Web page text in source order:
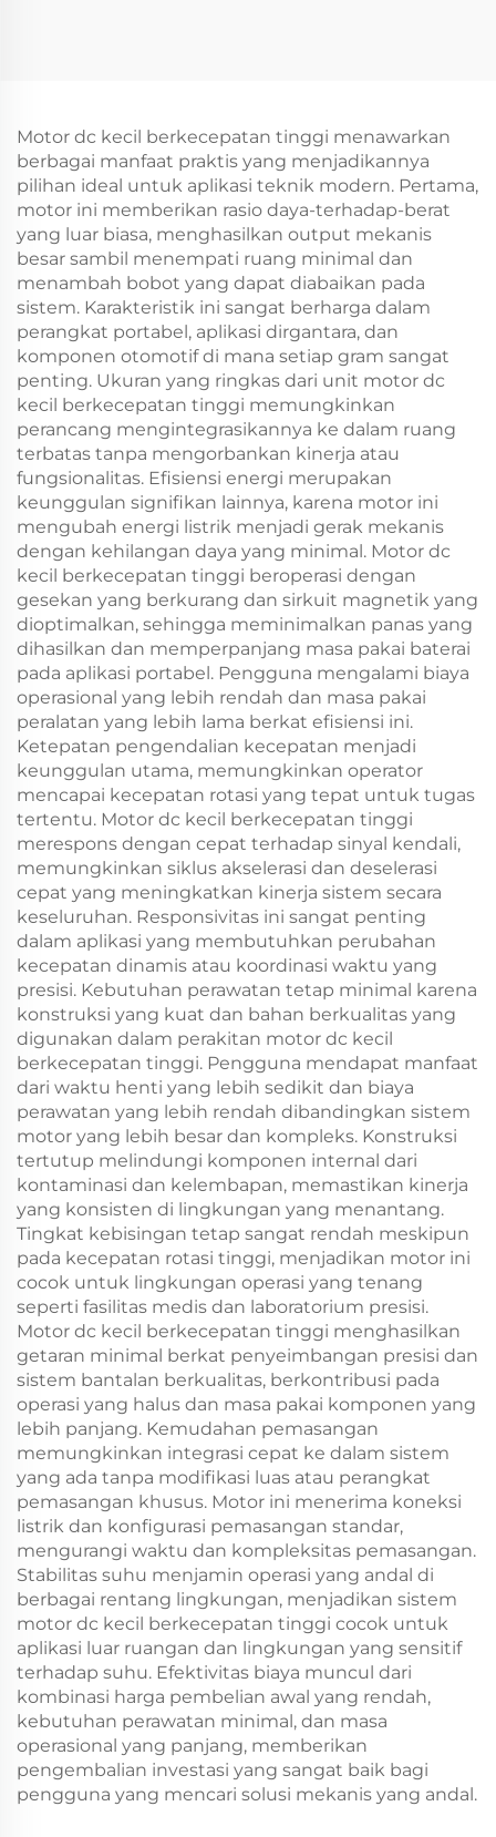
Motor dc kecil berkecepatan tinggi menawarkan
berbagai manfaat praktis yang menjadikannya
pilihan ideal untuk aplikasi teknik modern. Pertama,
motor ini memberikan rasio daya-terhadap-berat
yang luar biasa, menghasilkan output mekanis
besar sambil menempati ruang minimal dan
menambah bobot yang dapat diabaikan pada
sistem. Karakteristik ini sangat berharga dalam
perangkat portabel, aplikasi dirgantara, dan
komponen otomotif di mana setiap gram sangat
penting. Ukuran yang ringkas dari unit motor dc
kecil berkecepatan tinggi memungkinkan
perancang mengintegrasikannya ke dalam ruang
terbatas tanpa mengorbankan kinerja atau
fungsionalitas. Efisiensi energi merupakan
keunggulan signifikan lainnya, karena motor ini
mengubah energi listrik menjadi gerak mekanis
dengan kehilangan daya yang minimal. Motor dc
kecil berkecepatan tinggi beroperasi dengan
gesekan yang berkurang dan sirkuit magnetik yang
dioptimalkan, sehingga meminimalkan panas yang
dihasilkan dan memperpanjang masa pakai baterai
pada aplikasi portabel. Pengguna mengalami biaya
operasional yang lebih rendah dan masa pakai
peralatan yang lebih lama berkat efisiensi ini.
Ketepatan pengendalian kecepatan menjadi
keunggulan utama, memungkinkan operator
mencapai kecepatan rotasi yang tepat untuk tugas
tertentu. Motor dc kecil berkecepatan tinggi
merespons dengan cepat terhadap sinyal kendali,
memungkinkan siklus akselerasi dan deselerasi
cepat yang meningkatkan kinerja sistem secara
keseluruhan. Responsivitas ini sangat penting
dalam aplikasi yang membutuhkan perubahan
kecepatan dinamis atau koordinasi waktu yang
presisi. Kebutuhan perawatan tetap minimal karena
konstruksi yang kuat dan bahan berkualitas yang
digunakan dalam perakitan motor dc kecil
berkecepatan tinggi. Pengguna mendapat manfaat
dari waktu henti yang lebih sedikit dan biaya
perawatan yang lebih rendah dibandingkan sistem
motor yang lebih besar dan kompleks. Konstruksi
tertutup melindungi komponen internal dari
kontaminasi dan kelembapan, memastikan kinerja
yang konsisten di lingkungan yang menantang.
Tingkat kebisingan tetap sangat rendah meskipun
pada kecepatan rotasi tinggi, menjadikan motor ini
cocok untuk lingkungan operasi yang tenang
seperti fasilitas medis dan laboratorium presisi.
Motor dc kecil berkecepatan tinggi menghasilkan
getaran minimal berkat penyeimbangan presisi dan
sistem bantalan berkualitas, berkontribusi pada
operasi yang halus dan masa pakai komponen yang
lebih panjang. Kemudahan pemasangan
memungkinkan integrasi cepat ke dalam sistem
yang ada tanpa modifikasi luas atau perangkat
pemasangan khusus. Motor ini menerima koneksi
listrik dan konfigurasi pemasangan standar,
mengurangi waktu dan kompleksitas pemasangan.
Stabilitas suhu menjamin operasi yang andal di
berbagai rentang lingkungan, menjadikan sistem
motor dc kecil berkecepatan tinggi cocok untuk
aplikasi luar ruangan dan lingkungan yang sensitif
terhadap suhu. Efektivitas biaya muncul dari
kombinasi harga pembelian awal yang rendah,
kebutuhan perawatan minimal, dan masa
operasional yang panjang, memberikan
pengembalian investasi yang sangat baik bagi
pengguna yang mencari solusi mekanis yang andal.